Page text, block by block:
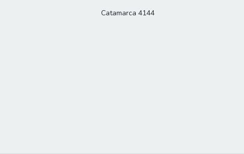
Catamarca 4144